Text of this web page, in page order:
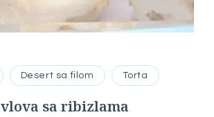
Desert sa filom Torta
sa ribizlama